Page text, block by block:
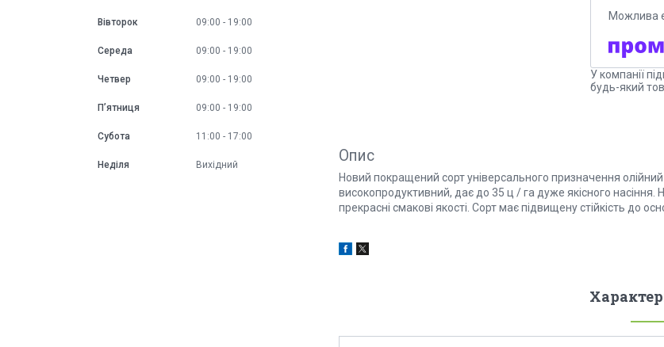
У компанії
будь-який
Опис
Новий покращений сорт універсального призначення
високопродуктивний, дає до 35 ц / га дуже якісного насіння.
прекрасні смакові якості. Сорт має підвищену стійкість до
Вівторок 09:00 19:00
Середа 09:00 19:00
Четвер 09:00 19:00
Пʼятниця 09:00 19:00
Субота 11:00 17:00
Неділя Вихідний